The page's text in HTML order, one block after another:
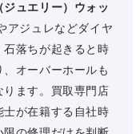
ジュエリー）ウォッ
アジュレなどダイヤ
落ちが起きると時
オーバーホールも
ます。買取専門店
が在籍する自社時